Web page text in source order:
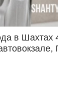
в Шахтах